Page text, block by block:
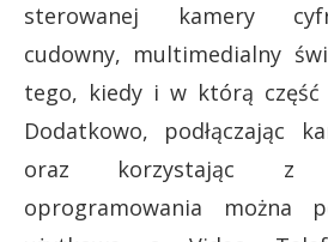
sterowanej kamery
cudowny, multimedialny
tego, kiedy i w którą część
Dodatkowo, podłączając
oraz korzystając z
oprogramowania można